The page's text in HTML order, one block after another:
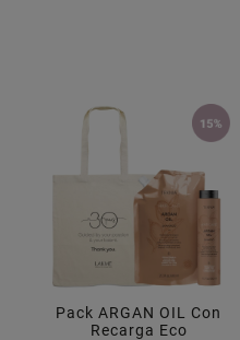
Pack ARGAN OIL Con
Recarga Eco